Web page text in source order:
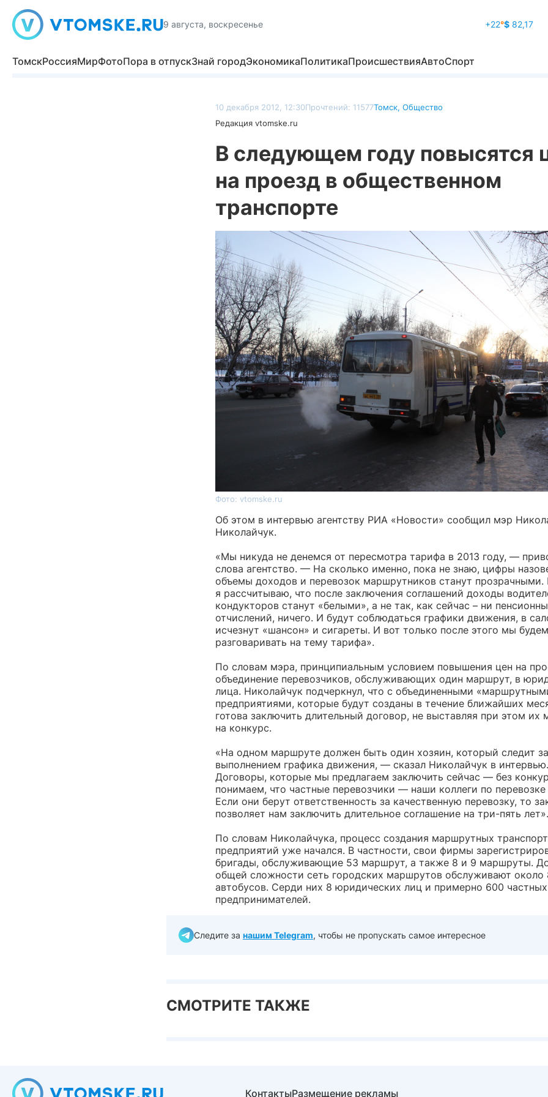
9 августа, воскресенье +22°$ 82,17
ТомскРоссияМирФотоПора в отпускЗнай городЭкономикаПолитикаПроисшествияАвтоСпорт
10 декабря 2012, 12:30Прочтений: 11577Томск, Общество
Редакция vtomske.ru
В следующем году повысятся
на проезд в общественном
транспорте
Фото: vtomske.ru
Об этом в интервью агентству РИА «Новости» сообщил мэр
Николайчук.
«Мы никуда не денемся от пересмотра тарифа в 2013 году, —
слова агентство. — На сколько именно, пока не знаю, цифры
объемы доходов и перевозок маршрутников станут прозрачными.
я рассчитываю, что после заключения соглашений доходы
кондукторов станут «белыми», а не так, как сейчас – ни
отчислений, ничего. И будут соблюдаться графики движения, в
исчезнут «шансон» и сигареты. И вот только после этого мы
разговаривать на тему тарифа».
По словам мэра, принципиальным условием повышения цен на
объединение перевозчиков, обслуживающих один маршрут, в
лица. Николайчук подчеркнул, что с объединенными
предприятиями, которые будут созданы в течение ближайших
готова заключить длительный договор, не выставляя при этом
на конкурс.
«На одном маршруте должен быть один хозяин, который следит за
выполнением графика движения, — сказал Николайчук в
Договоры, которые мы предлагаем заключить сейчас — без
понимаем, что частные перевозчики — наши коллеги по
Если они берут ответственность за качественную перевозку, то
позволяет нам заключить длительное соглашение на три-пять лет».
По словам Николайчука, процесс создания маршрутных
предприятий уже начался. В частности, свои фирмы
бригады, обслуживающие 53 маршрут, а также 8 и 9 маршруты.
общей сложности сеть городских маршрутов обслуживают около
автобусов. Серди них 8 юридических лиц и примерно 600 частных
предпринимателей.
Следите за нашим Telegram, чтобы не пропускать самое интересное
СМОТРИТЕ ТАКЖЕ
КонтактыРазмещение рекламы